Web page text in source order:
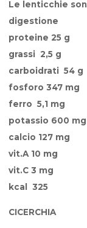
Le lenticchie
digestione
proteine 25 g
grassi 2,5 g
carboidrati 54 g
fosforo 347 mg
ferro 5,1 mg
potassio 600 mg
calcio 127 mg
vit.A 10 mg
vit.C 3 mg
kcal 325
CICERCHIA